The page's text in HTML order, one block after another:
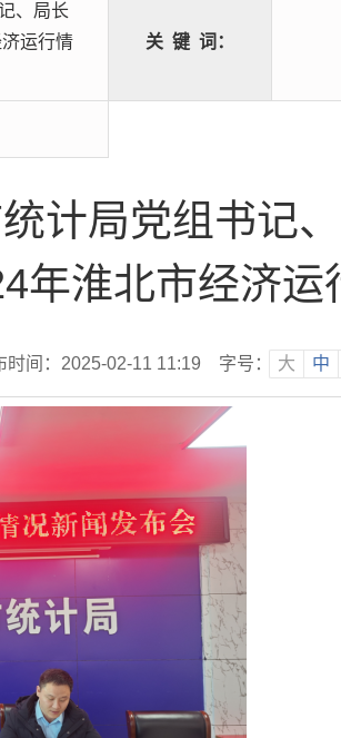
、局长
运行情
关 键 词：
计局党组书记
年淮北市经济运
时间：2025-02-11 11:19 字号： 大 中